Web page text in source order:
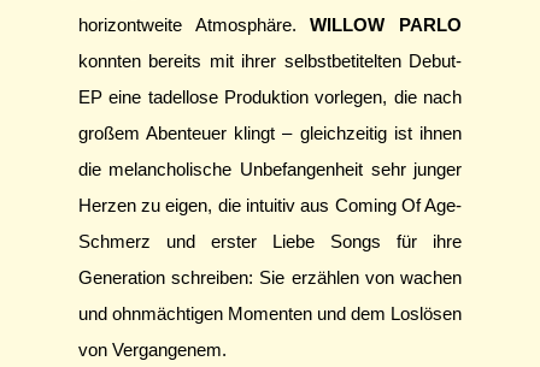
horizontweite Atmosphäre.WILLOW PARLO
konnten bereits mit ihrer selbstbetitelten Debut-
EP eine tadellose Produktion vorlegen, die nach
großem Abenteuer klingt – gleichzeitig ist ihnen
die melancholische Unbefangenheit sehr junger
Herzen zu eigen, die intuitiv aus Coming Of Age-
Schmerz und erster Liebe Songs für ihre
Generation schreiben: Sie erzählen von wachen
und ohnmächtigen Momenten und dem Loslösen
von Vergangenem.